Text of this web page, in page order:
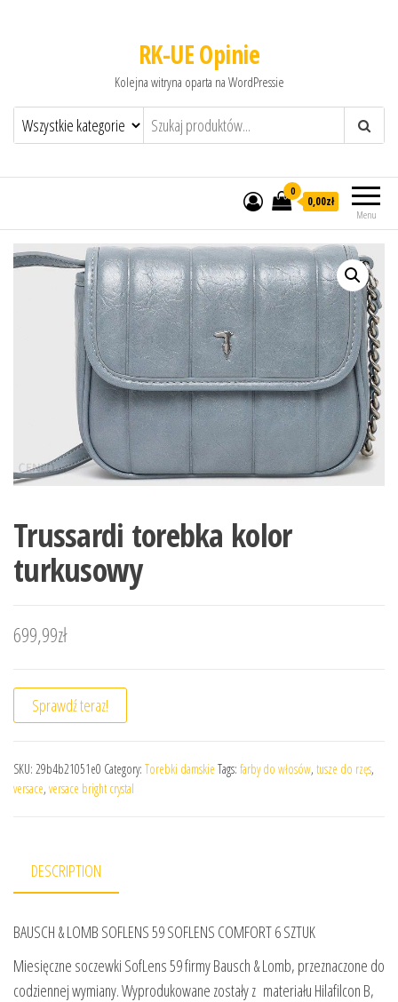
RK-UE Opinie
Kolejna witryna oparta na WordPressie
Menu
0
0,00zł
Trussardi torebka kolor
turkusowy
699,99zł
Sprawdź teraz!
SKU: 29b4b21051e0 Category: Torebki damskie Tags: farby do włosów, tusze do rzęs,
versace, versace bright crystal
DESCRIPTION
BAUSCH & LOMB SOFLENS 59 SOFLENS COMFORT 6 SZTUK
Miesięczne soczewki SofLens 59 firmy Bausch & Lomb, przeznaczone do
codziennej wymiany. Wyprodukowane zostały z materiału Hilafilcon B,